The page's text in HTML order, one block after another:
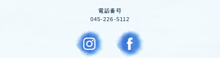
電話番号
045-226-5112